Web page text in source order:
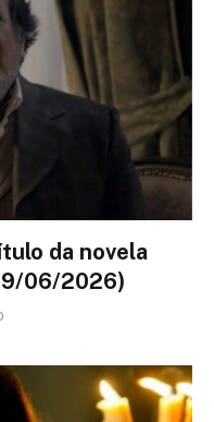
da novela
06/2026)